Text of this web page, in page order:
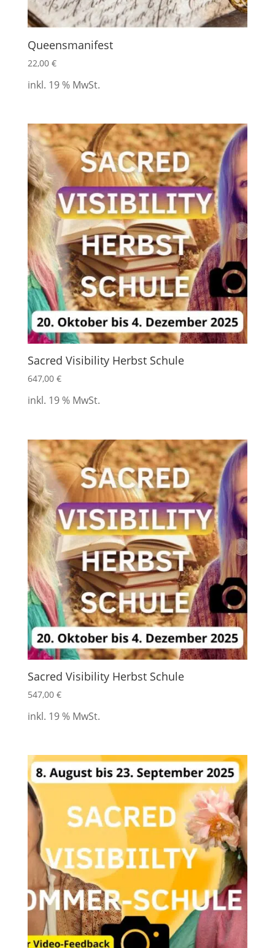
Queensmanifest
22,00 €
inkl. 19 % MwSt.
Sacred Visibility Herbst Schule
647,00 €
inkl. 19 % MwSt.
Sacred Visibility Herbst Schule
547,00 €
inkl. 19 % MwSt.